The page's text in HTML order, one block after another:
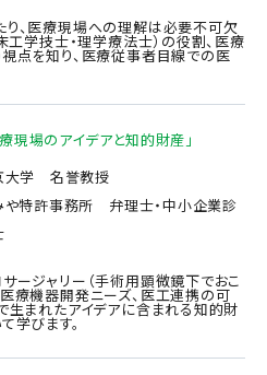
、医療現場への理解は必要不可欠
工学技士・理学療法士）の役割、医療
点を知り、医療従事者目線での医
場のアイデアと知的財産」
大学 名誉教授
や特許事務所 弁理士・中小企業診
ージャリー（手術用顕微鏡下でおこ
療機器開発ニーズ、医工連携の可
生まれたアイデアに含まれる知的財
学びます。